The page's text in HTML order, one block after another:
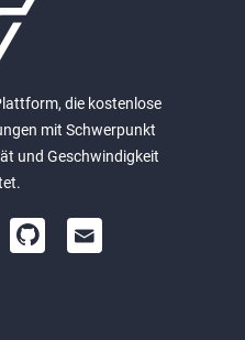
die kostenlose
mit Schwerpunkt
und Geschwindigkeit